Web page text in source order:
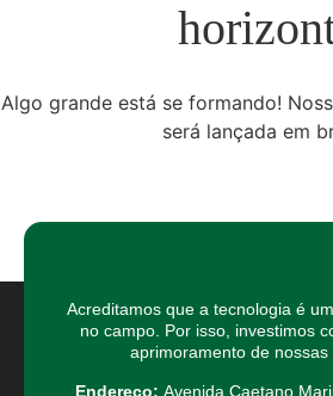
Algo grande está se formando!
será lançada em
Acreditamos que a tecnologia é
no campo. Por isso, investimos
aprimoramento de nossas
Endereço: Avenida Caetano